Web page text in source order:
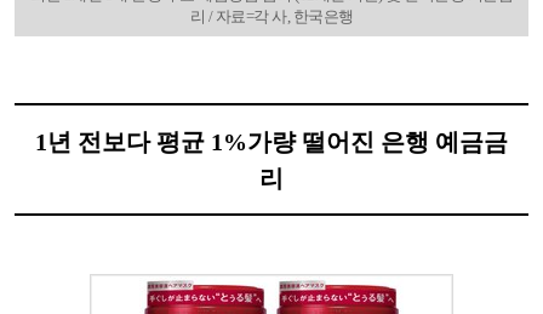
리 / 자료=각 사, 한국은행
1년 전보다 평균 1%가량 떨어진 은행 예금금
리